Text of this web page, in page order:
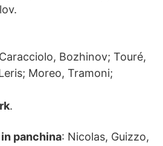
Bozhinov; Touré,
Moreo, Tramoni;
.
panchina: Nicolas, Guizzo,